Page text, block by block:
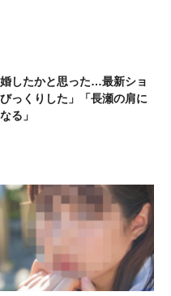
したかと思った…最新ショ
っくりした」「長瀬の肩に
る」